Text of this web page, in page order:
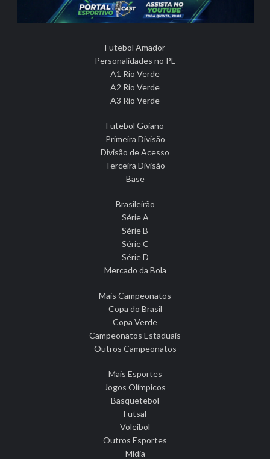
Futebol Amador
Personalidades no PE
A1 Rio Verde
A2 Rio Verde
A3 Rio Verde
Futebol Goiano
Primeira Divisão
Divisão de Acesso
Terceira Divisão
Base
Brasileirão
Série A
Série B
Série C
Série D
Mercado da Bola
Mais Campeonatos
Copa do Brasil
Copa Verde
Campeonatos Estaduais
Outros Campeonatos
Mais Esportes
Jogos Olímpicos
Basquetebol
Futsal
Voleibol
Outros Esportes
Mídia